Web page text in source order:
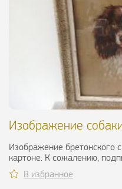
Изображение
Изображение бретонского
картоне. К сожалению,
В избранное